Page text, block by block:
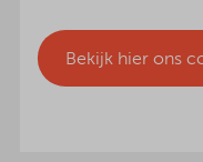
Bekijk hier ons